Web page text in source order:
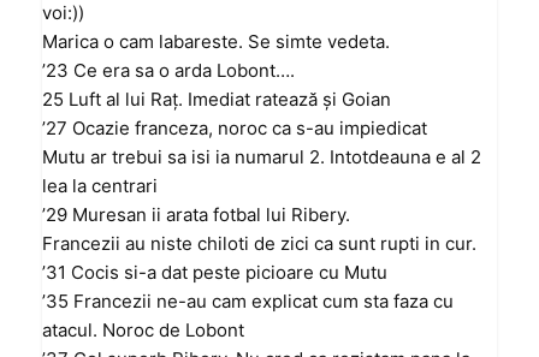
voi:))
Marica o cam labareste. Se simte vedeta.
’23 Ce era sa o arda Lobont….
25 Luft al lui Raț. Imediat ratează și Goian
’27 Ocazie franceza, noroc ca s-au impiedicat
Mutu ar trebui sa isi ia numarul 2. Intotdeauna e al 2
lea la centrari
’29 Muresan ii arata fotbal lui Ribery.
Francezii au niste chiloti de zici ca sunt rupti in cur.
’31 Cocis si-a dat peste picioare cu Mutu
’35 Francezii ne-au cam explicat cum sta faza cu
atacul. Noroc de Lobont